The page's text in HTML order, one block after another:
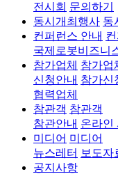
전시회 문의하기
동시개최행사 동
컨퍼런스 안내
국제로봇비즈니
참가업체 참가업
신청안내 참가신
협력업체
참관객 참관객
참관안내 온라인
미디어 미디어
뉴스레터 보도자
공지사항